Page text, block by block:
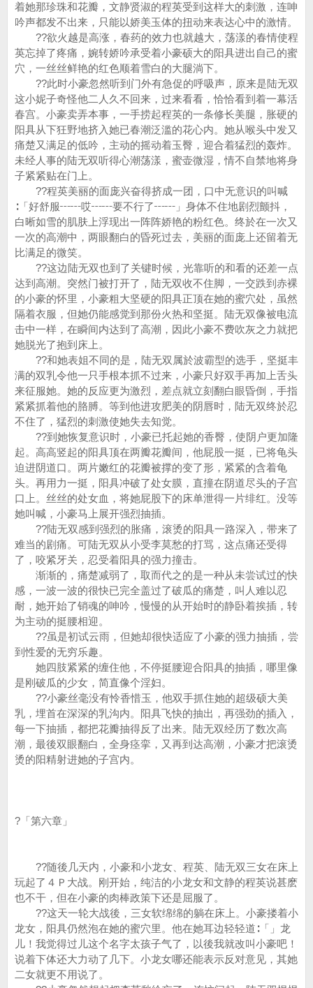
着她那珍珠和花瓣，文静贤淑的程英受到这样大的刺激，连呻
吟声都发不出来，只能以娇美玉体的扭动来表达心中的激情。
??欲火越是高涨，春药的效力也就越大，荡漾的春情使程
英忘掉了疼痛，婉转娇吟承受着小豪硕大的阳具进出自己的蜜
穴，一丝丝鲜艳的红色顺着雪白的大腿淌下。
??此时小豪忽然听到门外有急促的呼吸声，原来是陆无双
这小妮子奇怪他二人久不回来，过来看看，恰恰看到着一幕活
春宫。小豪卖弄本事，一手捞起程英的一条修长美腿，胀硬的
阳具从下狂野地挤入她已春潮泛滥的花心内。她从喉头中发又
痛楚又满足的低吟，主动的摇动着玉臀，迎合着猛烈的轰炸。
未经人事的陆无双听得心潮荡漾，蜜壶微湿，情不自禁地将身
子紧紧贴在门上。
??程英美丽的面庞兴奋得挤成一团，口中无意识的叫喊
∶「好舒服┅┅哎┅┅要不行了┅┅」身体不住地剧烈颤抖，
白晰如雪的肌肤上浮现出一阵阵娇艳的粉红色。终於在一次又
一次的高潮中，两眼翻白的昏死过去，美丽的面庞上还留着无
比满足的微笑。
??这边陆无双也到了关键时候，光靠听的和看的还差一点
达到高潮。突然门被打开了，陆无双收不住脚，一交跌到赤裸
的小豪的怀里，小豪粗大坚硬的阳具正顶在她的蜜穴处，虽然
隔着衣服，但她仍能感觉到那份火热和坚挺。陆无双像被电流
击中一样，在瞬间内达到了高潮，因此小豪不费吹灰之力就把
她脱光了抱到床上。
??和她表姐不同的是，陆无双属於波霸型的选手，坚挺丰
满的双乳令他一只手根本抓不过来，小豪只好双手再加上舌头
来征服她。她的反应更为激烈，差点就立刻翻白眼昏倒，手指
紧紧抓着他的胳膊。等到他进攻肥美的阴唇时，陆无双终於忍
不住了，猛烈的刺激使她失去知觉。
??到她恢复意识时，小豪已托起她的香臀，使阴户更加隆
起。高高竖起的阳具顶在两瓣花瓣间，他屁股一挺，已将龟头
迫进阴道口。两片嫩红的花瓣被撑的变了形，紧紧的含着龟
头。再用力一挺，阳具冲破了处女膜，直撞在阴道尽头的子宫
口上。丝丝的处女血，将她屁股下的床单泄得一片绯红。没等
她叫喊，小豪马上展开强烈抽插。
??陆无双感到强烈的胀痛，滚烫的阳具一路深入，带来了
难当的剧痛。可陆无双从小受李莫愁的打骂，这点痛还受得
了，咬紧牙关，忍受着阳具的强力撞击。
渐渐的，痛楚减弱了，取而代之的是一种从未尝试过的快
感，一波一波的很快已完全盖过了破瓜的痛楚，叫人难以忍
耐，她开始了销魂的呻吟，慢慢的从开始时的静卧着挨插，转
为主动的挺腰相迎。
??虽是初试云雨，但她却很快适应了小豪的强力抽插，尝
到性爱的无穷乐趣。
她四肢紧紧的缠住他，不停挺腰迎合阳具的抽插，哪里像
是刚破瓜的少女，简直像个淫妇。
??小豪丝毫没有怜香惜玉，他双手抓住她的超级硕大美
乳，埋首在深深的乳沟内。阳具飞快的抽出，再强劲的插入，
每一下抽插，都把花瓣抽得反了出来。陆无双经历了数次高
潮，最後双眼翻白，全身痉挛，又再到达高潮，小豪才把滚烫
烫的阳精射进她的子宫内。
?「第六章」
??随後几天内，小豪和小龙女、程英、陆无双三女在床上
玩起了４Ｐ大战。刚开始，纯洁的小龙女和文静的程英说甚麽
也不干，但在小豪的肉棒政策下还是屈服了。
??这天一轮大战後，三女软绵绵的躺在床上。小豪搂着小
龙女，阳具仍然泡在她的蜜穴里。他在她耳边轻轻道∶「」龙
儿！我觉得过儿这个名字太孩子气了，以後我就改叫小豪吧！
说着下体还大力动了几下。小龙女哪还能表示反对意见，其她
二女就更不用说了。